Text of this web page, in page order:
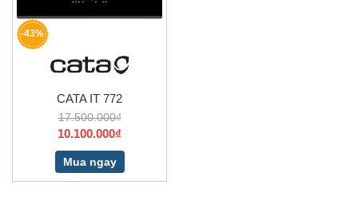
-43%
CATA IT 772
17.500.000₫
10.100.000₫
Mua ngay